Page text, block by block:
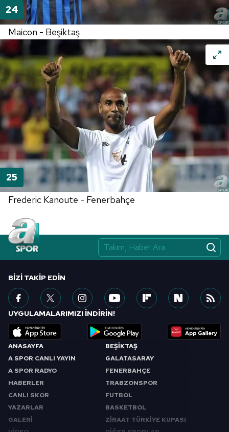
Maicon - Beşiktaş
Frederic Kanoute - Fenerbahçe
ANASAYFA
A SPOR CANLI YAYIN
A SPOR RADYO
HABERLER
CANLI SKOR
YAZARLAR
GALERİ
BEŞİKTAŞ
GALATASARAY
FENERBAHÇE
TRABZONSPOR
FUTBOL
BASKETBOL
ZİRAAT TÜRKİYE KUPASI
BIZI TAKIP EDIN
UYGULAMALARIMIZI İNDİRİN!